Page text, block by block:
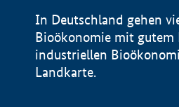
In Deutschland gehen
Bioökonomie mit gutem
industriellen
Landkarte.